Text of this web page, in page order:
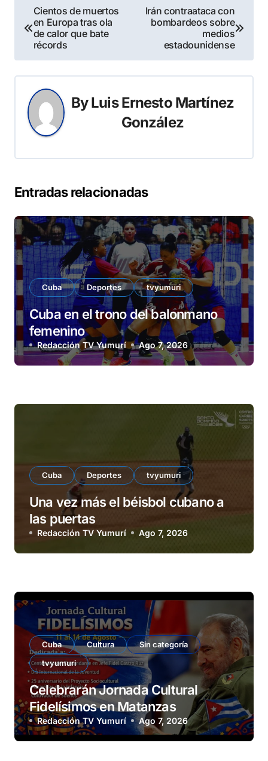
Navegación
de
entradas
Cientos de muertos
en Europa tras ola
de calor que bate
récords
Irán contraataca con
bombardeos sobre
medios
estadounidense
ByLuis Ernesto Martínez
González
Entradas relacionadas
Cuba Deportes tvyumuri
Cuba en el trono del balonmano
femenino
Redacción TV Yumurí Ago 7, 2026
Cuba Deportes tvyumuri
Una vez más el béisbol cubano a
las puertas
Redacción TV Yumurí Ago 7, 2026
Cuba Cultura
Sin categoría
tvyumuri
Celebrarán Jornada Cultural
Fidelísimos en Matanzas
Redacción TV Yumurí Ago 7, 2026